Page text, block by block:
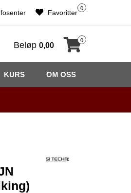
0
Favoritter
Beløp 0,00
0
KURS OM OSS